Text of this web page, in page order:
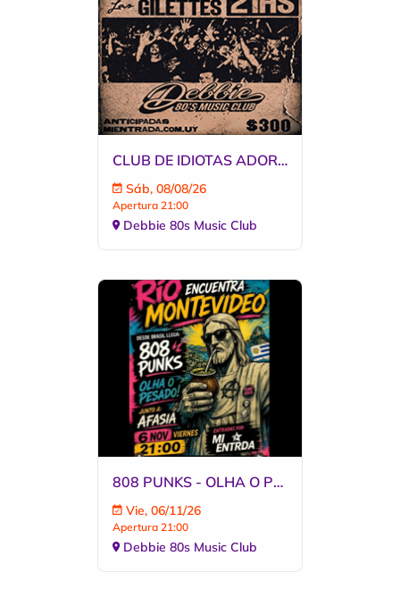
CLUB DE IDIOTAS ADORABLES - LAS GILETTES
Sáb, 08/08/26
Apertura 21:00
Debbie 80s Music Club
808 PUNKS - OLHA O PESADO - AFASIA
Vie, 06/11/26
Apertura 21:00
Debbie 80s Music Club